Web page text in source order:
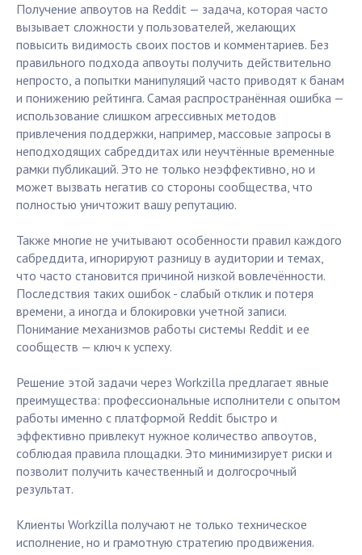
Получение апвоутов на Reddit — задача, которая часто
вызывает сложности у пользователей, желающих
повысить видимость своих постов и комментариев. Без
правильного подхода апвоуты получить действительно
непросто, а попытки манипуляций часто приводят к банам
и понижению рейтинга. Самая распространённая ошибка —
использование слишком агрессивных методов
привлечения поддержки, например, массовые запросы в
неподходящих сабреддитах или неучтённые временные
рамки публикаций. Это не только неэффективно, но и
может вызвать негатив со стороны сообщества, что
полностью уничтожит вашу репутацию.
Также многие не учитывают особенности правил каждого
сабреддита, игнорируют разницу в аудитории и темах,
что часто становится причиной низкой вовлечённости.
Последствия таких ошибок - слабый отклик и потеря
времени, а иногда и блокировки учетной записи.
Понимание механизмов работы системы Reddit и ее
сообществ — ключ к успеху.
Решение этой задачи через Workzilla предлагает явные
преимущества: профессиональные исполнители с опытом
работы именно с платформой Reddit быстро и
эффективно привлекут нужное количество апвоутов,
соблюдая правила площадки. Это минимизирует риски и
позволит получить качественный и долгосрочный
результат.
Клиенты Workzilla получают не только техническое
исполнение, но и грамотную стратегию продвижения.